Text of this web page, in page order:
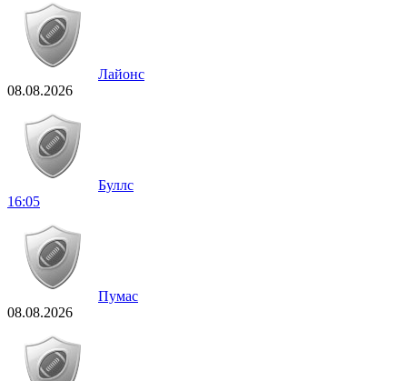
Лайонс
08.08.2026
Буллс
16:05
Пумас
08.08.2026